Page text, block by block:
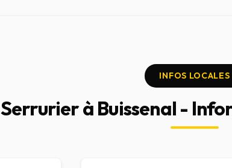
INFOS LOCALES
Serrurier à Buissenal -